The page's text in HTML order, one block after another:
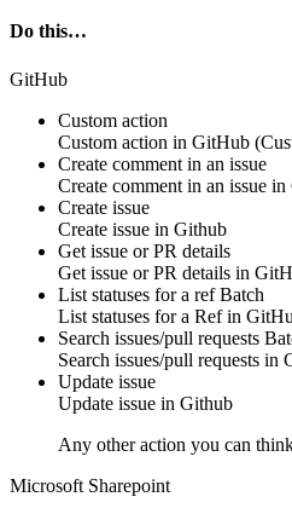
Do this…
GitHub
Custom action
Custom action in GitHub
Create comment in an issue
Create comment in an issue in
Create issue
Create issue in Github
Get issue or PR details
Get issue or PR details in
List statuses for a refBatch
List statuses for a Ref in
Search issues/pull requests
Search issues/pull requests in
Update issue
Update issue in Github
Any other action you can
Microsoft Sharepoint